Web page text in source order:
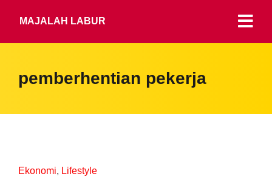
MAJALAH LABUR
pemberhentian pekerja
Ekonomi, Lifestyle